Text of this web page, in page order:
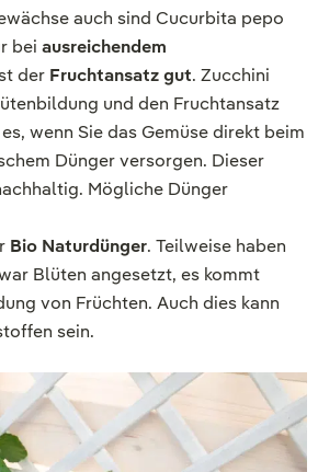
auch sind Cucurbita pepo
bei ausreichendem
der Fruchtansatz gut. Zucchini
und den Fruchtansatz
wenn Sie das Gemüse direkt beim
Dünger versorgen. Dieser
Mögliche Dünger
Bio Naturdünger. Teilweise haben
Blüten angesetzt, es kommt
von Früchten. Auch dies kann
sein.